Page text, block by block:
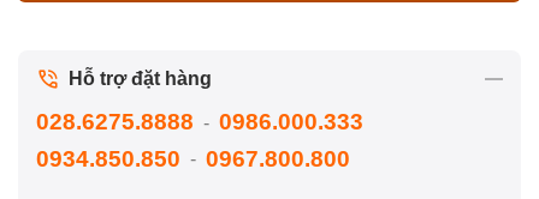
Hỗ trợ đặt hàng
028.6275.8888 - 0986.000.333
0934.850.850 - 0967.800.800